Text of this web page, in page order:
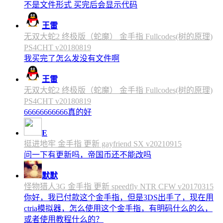
不是文件形式 买完后会显示代码
王雷
无双大蛇2 终极版（蛇魔） 金手指 Fullcodes(树的原理)
PS4CHT v20180819
我买完了怎么发没有文件啊
王雷
无双大蛇2 终极版（蛇魔） 金手指 Fullcodes(树的原理)
PS4CHT v20180819
66666666666真的好
E
挺进地牢 金手指 更新 gayfriend SX v20210915
问一下有更新吗，帝国币还不能改吗
默默
怪物猎人3G 金手指 更新 speedfly NTR CFW v20170315
你好，我已付款这个金手指，但是3DS出手了，现在用
ctria模拟器，怎么使用这个金手指，有明码什么的么，
或者使用教程什么的？